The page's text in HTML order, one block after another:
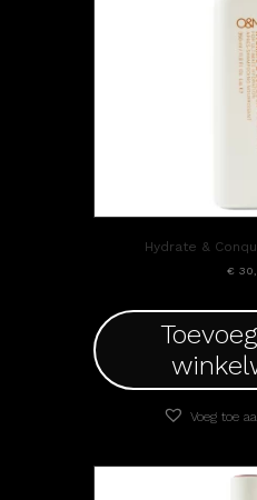
Hydrate &
€
Voeg toe